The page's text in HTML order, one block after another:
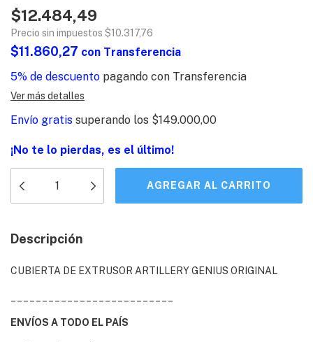
$12.484,49
Precio sin impuestos $10.317,76
$11.860,27 con Transferencia
5% de descuento pagando con Transferencia
Ver más detalles
Envío gratis superando los $149.000,00
¡No te lo pierdas, es el último!
Descripción
CUBIERTA DE EXTRUSOR ARTILLERY GENIUS ORIGINAL
ENVÍOS A TODO EL PAÍS